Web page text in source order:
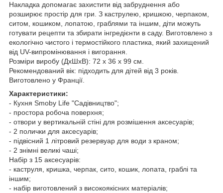
Накладка допомагає захистити від забруднення або
розширює простір для гри. З каструлею, кришкою, черпаком,
ситом, кошиком, лопатою, граблями та іншим, діти можуть
готувати рецепти та збирати інгредієнти в саду. Виготовлено з
екологічно чистого і термостійкого пластика, який захищений
від UV-випромінювання і вигорання.
Розміри виробу (ДхШхВ): 72 x 36 x 99 см.
Рекомендований вік: підходить для дітей від 3 років.
Виготовлено у Франції.
Характеристики:
- Кухня Smoby Life "Садівництво";
- простора робоча поверхня;
- отвори у вертикальній стіні для розмішення аксесуарів;
- 2 полички для аксесуарів;
- підвісний 1 літровий резервуар для води з краном;
- 2 знімні великі чаші;
Набір з 15 аксесуарів:
- каструля, кришка, черпак, сито, кошик, лопата, граблі та
іншим;
- набір виготовлений з високоякісних матеріалів;